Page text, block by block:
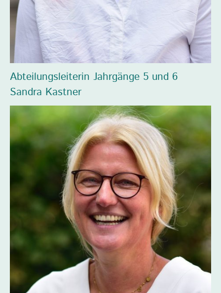
Abteilungsleiterin Jahrgänge 5 und 6
Sandra Kastner